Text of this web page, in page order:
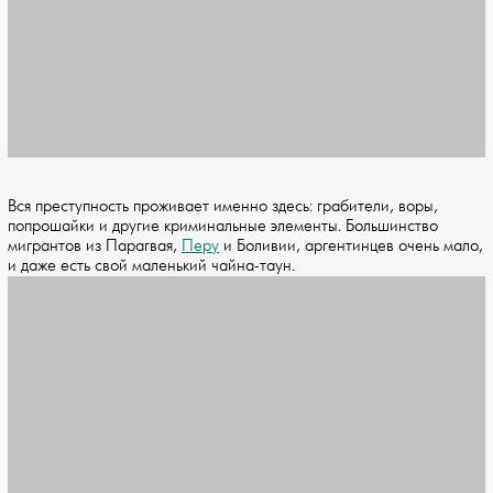
Вся преступность проживает именно здесь: грабители, воры,
попрошайки и другие криминальные элементы. Большинство
мигрантов из Парагвая, Перу и Боливии, аргентинцев очень мало,
и даже есть свой маленький чайна-таун.